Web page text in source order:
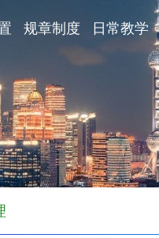
规章制度 日常教学